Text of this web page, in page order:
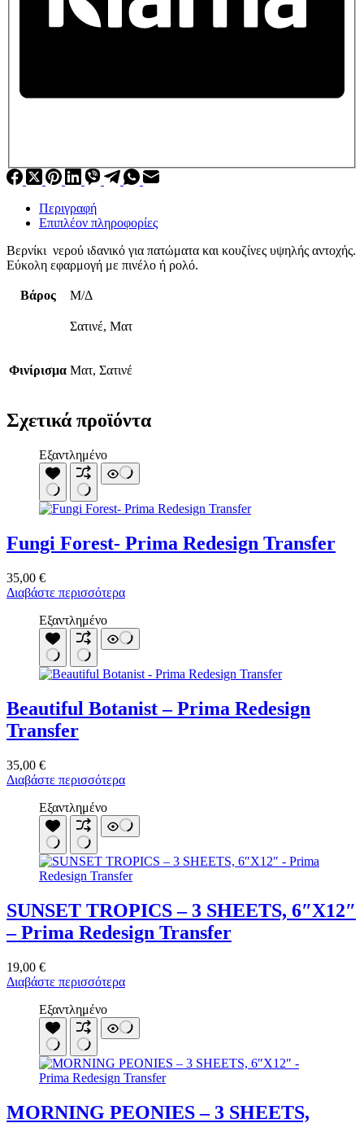
Περιγραφή
Επιπλέον πληροφορίες
Βερνίκι νερού ιδανικό για πατώματα και κουζίνες υψηλής αντοχής.
Εύκολη εφαρμογή με πινέλο ή ρολό.
Βάρος Μ/Δ
Σατινέ, Ματ
Φινίρισμα Ματ, Σατινέ
Σχετικά προϊόντα
Εξαντλημένο
Fungi Forest- Prima Redesign Transfer
35,00 €
Διαβάστε περισσότερα
Εξαντλημένο
Beautiful Botanist – Prima Redesign
Transfer
35,00 €
Διαβάστε περισσότερα
Εξαντλημένο
SUNSET TROPICS – 3 SHEETS, 6″X12″
– Prima Redesign Transfer
19,00 €
Διαβάστε περισσότερα
Εξαντλημένο
MORNING PEONIES – 3 SHEETS,